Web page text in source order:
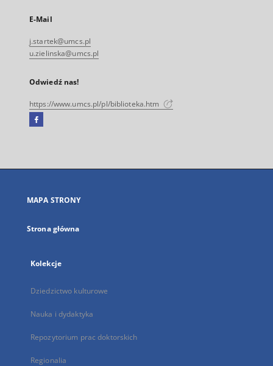
E-Mail
j.startek@umcs.pl
u.zielinska@umcs.pl
Odwiedź nas!
https://www.umcs.pl/pl/biblioteka.htm
Facebook
się
karcie
MAPA STRONY
Strona główna
Kolekcje
Dziedzictwo kulturowe
Nauka i dydaktyka
Repozytorium prac doktorskich
Regionalia